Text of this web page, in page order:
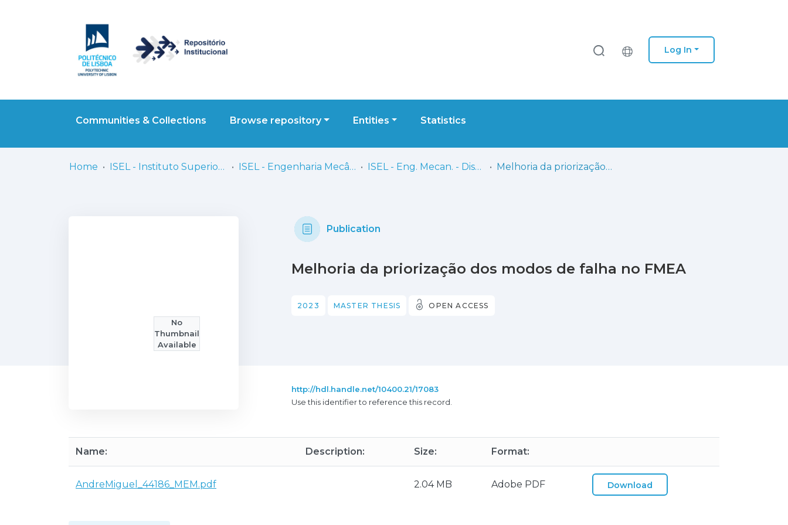
Log In
Communities & Collections Browse repository Entities Statistics
Home ISEL - Instituto Superior de Engenharia de Lisboa ISEL - Engenharia Mecânica ISEL - Eng. Mecan. - Dissertações de Mestrado Melhoria da priorização dos modos de falha no FMEA
No
Thumbnail
Available
Publication
Melhoria da priorização dos modos de falha no FMEA
2023 MASTER THESIS OPEN ACCESS
http://hdl.handle.net/10400.21/17083
Use this identifier to reference this record.
Name: Description: Size: Format:
AndreMiguel_44186_MEM.pdf 2.04 MB Adobe PDF Download